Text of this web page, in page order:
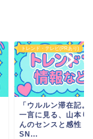
トレンド・テレビ(PRあり)
青春ブタ野郎劇場版
すぎる感想｜牧之原
の秘密と人生が変わ
哲...